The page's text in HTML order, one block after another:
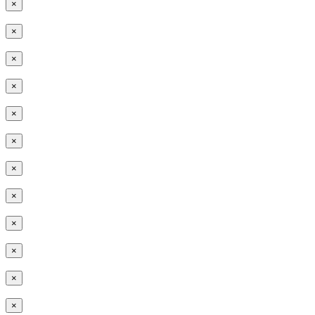
×
×
×
×
×
×
×
×
×
×
×
×